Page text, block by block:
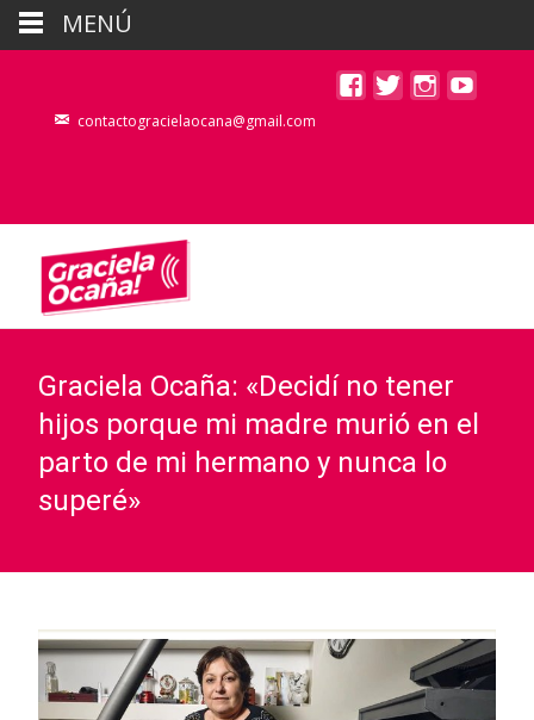
contactogracielaocana@gmail.com
Graciela Ocaña: «Decidí no tener
hijos porque mi madre murió en el
parto de mi hermano y nunca lo
superé»
MENÚ